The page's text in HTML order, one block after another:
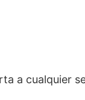
a cualquier